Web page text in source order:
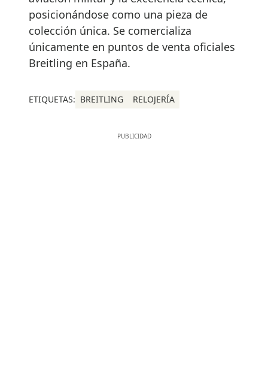
posicionándose como una pieza de
colección única. Se comercializa
únicamente en puntos de venta oficiales
Breitling en España.
ETIQUETAS: BREITLING RELOJERÍA